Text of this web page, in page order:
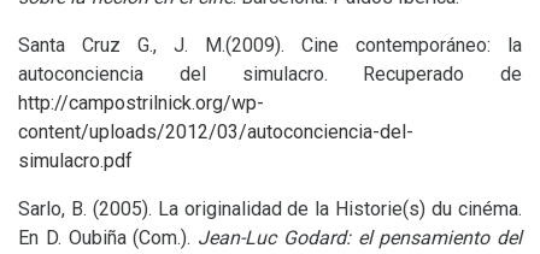
Santa Cruz G., J. M.(2009). Cine contemporáneo: la
autoconciencia del simulacro. Recuperado de
http://campostrilnick.org/wp-
content/uploads/2012/03/autoconciencia-del-
simulacro.pdf
Sarlo, B. (2005). La originalidad de la Historie(s) du cinéma.
En D. Oubiña (Com.). Jean-Luc Godard: el pensamiento del